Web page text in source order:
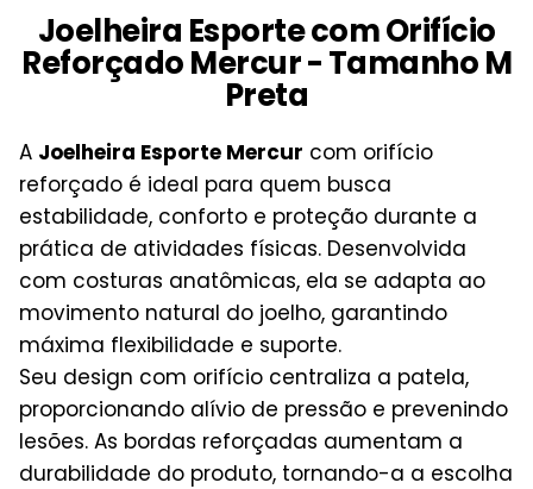
Joelheira Esporte com Orifício
Reforçado Mercur - Tamanho M
Preta
A Joelheira Esporte Mercur com orifício
reforçado é ideal para quem busca
estabilidade, conforto e proteção durante a
prática de atividades físicas. Desenvolvida
com costuras anatômicas, ela se adapta ao
movimento natural do joelho, garantindo
máxima flexibilidade e suporte.
Seu design com orifício centraliza a patela,
proporcionando alívio de pressão e prevenindo
lesões. As bordas reforçadas aumentam a
durabilidade do produto, tornando-a a escolha